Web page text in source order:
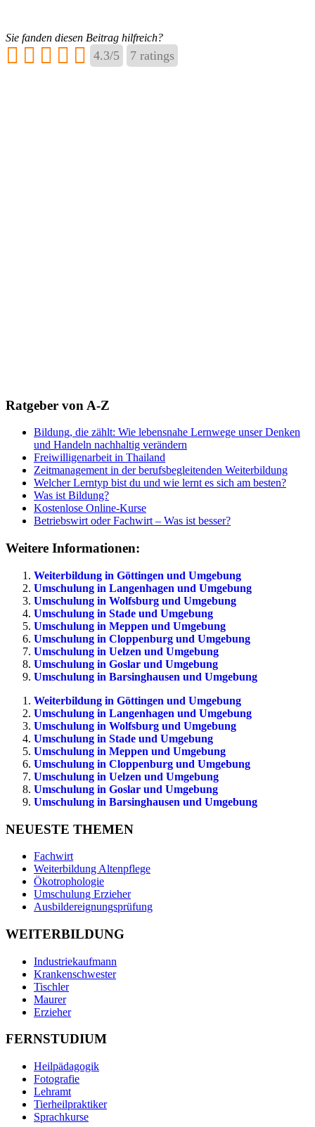
Sie fanden diesen Beitrag hilfreich?
4.3/5 7 ratings
Ratgeber von A-Z
Bildung, die zählt: Wie lebensnahe Lernwege unser Denken
und Handeln nachhaltig verändern
Freiwilligenarbeit in Thailand
Zeitmanagement in der berufsbegleitenden Weiterbildung
Welcher Lerntyp bist du und wie lernt es sich am besten?
Was ist Bildung?
Kostenlose Online-Kurse
Betriebswirt oder Fachwirt – Was ist besser?
Weitere Informationen:
Weiterbildung in Göttingen und Umgebung
Umschulung in Langenhagen und Umgebung
Umschulung in Wolfsburg und Umgebung
Umschulung in Stade und Umgebung
Umschulung in Meppen und Umgebung
Umschulung in Cloppenburg und Umgebung
Umschulung in Uelzen und Umgebung
Umschulung in Goslar und Umgebung
Umschulung in Barsinghausen und Umgebung
Weiterbildung in Göttingen und Umgebung
Umschulung in Langenhagen und Umgebung
Umschulung in Wolfsburg und Umgebung
Umschulung in Stade und Umgebung
Umschulung in Meppen und Umgebung
Umschulung in Cloppenburg und Umgebung
Umschulung in Uelzen und Umgebung
Umschulung in Goslar und Umgebung
Umschulung in Barsinghausen und Umgebung
NEUESTE THEMEN
Fachwirt
Weiterbildung Altenpflege
Ökotrophologie
Umschulung Erzieher
Ausbildereignungsprüfung
WEITERBILDUNG
Industriekaufmann
Krankenschwester
Tischler
Maurer
Erzieher
FERNSTUDIUM
Heilpädagogik
Fotografie
Lehramt
Tierheilpraktiker
Sprachkurse